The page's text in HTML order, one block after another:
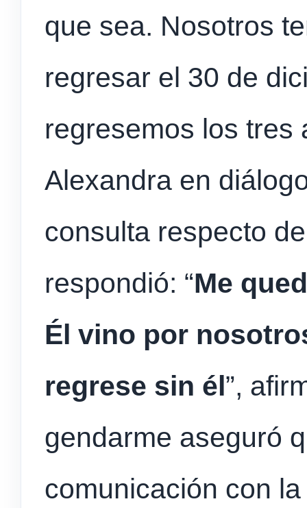
que sea. Nosotros
regresar el 30 de
regresemos los tres
Alexandra en
consulta respecto
respondió: “Me
Él vino por
regrese sin él”,
gendarme aseguró
comunicación con